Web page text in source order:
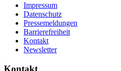
Impressum
Datenschutz
Pressemeldungen
Barrierefreiheit
Kontakt
Newsletter
Kontakt